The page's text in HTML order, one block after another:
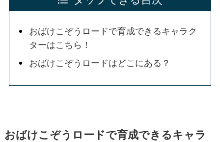
おばけこぞうロードで育成できるキャラク
ターはこちら！
おばけこぞうロードはどこにある？
おばけこぞうロードで育成できるキャラ